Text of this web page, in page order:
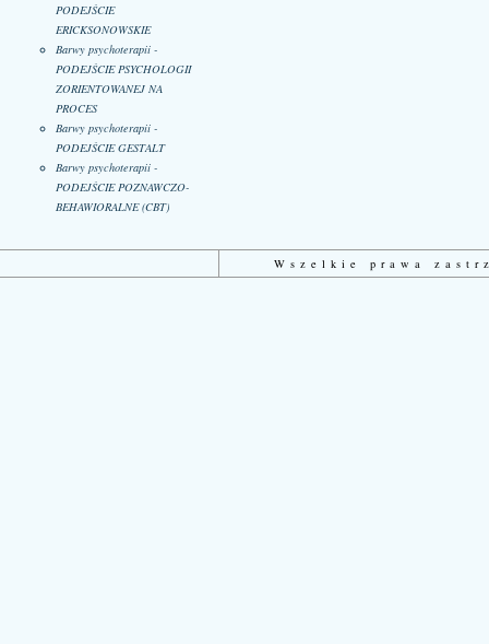
PODEJŚCIE
ERICKSONOWSKIE
Barwy psychoterapii -
PODEJŚCIE PSYCHOLOGII
ZORIENTOWANEJ NA
PROCES
Barwy psychoterapii -
PODEJŚCIE GESTALT
Barwy psychoterapii -
PODEJŚCIE POZNAWCZO-
BEHAWIORALNE (CBT)
Wszelkie prawa